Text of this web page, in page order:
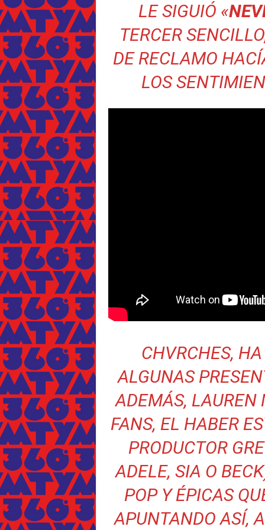
LE SIGUIÓ «
TERCER
DE RECLAMO
LOS
CHVRCHES,
ALGUNAS
ADEMÁS, LAUREN
FANS, EL HABER
PRODUCTOR
ADELE, SIA O
POP Y ÉPICAS
APUNTANDO ASÍ,